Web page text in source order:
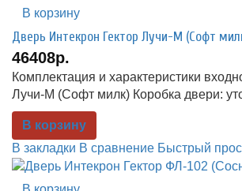
В корзину
Дверь Интекрон Гектор Лучи-М (Софт
46408р.
Комплектация и характеристики
Лучи-М (Софт милк) Коробка двери:
В корзину
В закладки В сравнение Быстрый